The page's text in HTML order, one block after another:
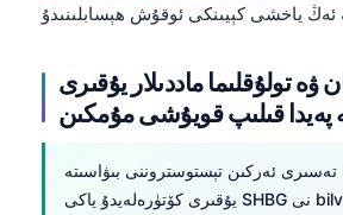
ۋە تولۇقلىما ماددىلار يۇقىرى
پەيدا قىلىپ قويۇشى مۇمكىن
تەسىرى ئەركىن تېستوستروننى بىۋاسىتە
يۇقىرى كۆتۈرەلەيدۇ ياكى SHBG نى bilvosita تۆۋەنلىتىپ
Esperanto
Frysk
Ślōnskŏ gŏdka
Norsk bokmål